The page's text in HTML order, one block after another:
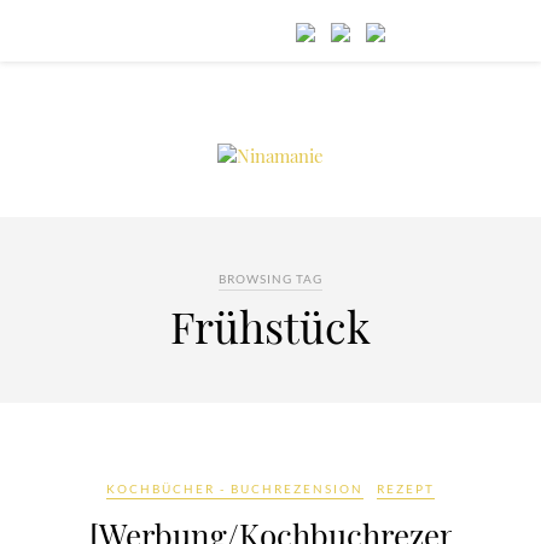
BROWSING TAG
Frühstück
KOCHBÜCHER - BUCHREZENSION REZEPT
[Werbung/Kochbuchrezension]